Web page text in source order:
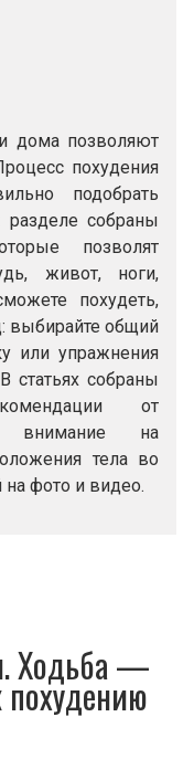
дома позволяют
похудения
подобрать
собраны
позволят
живот, ноги,
похудеть,
выбирайте общий
или упражнения
статьях собраны
от
внимание на
тела во
фото и видео.
Ходьба —